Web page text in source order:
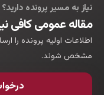
نیاز به مسیر پرونده دارید؟
مقاله عمومی کافی
اطلاعات اولیه پرونده را
مشخص شوند.